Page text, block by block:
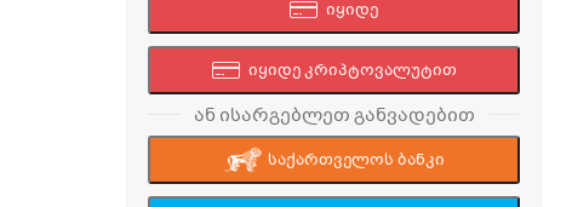
იყიდე
იყიდე კრიპტოვალუტით
ან ისარგებლეთ განვადებით
საქართველოს ბანკი